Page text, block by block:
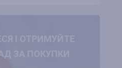
І ОТРИМУЙТЕ
ЗА ПОКУПКИ